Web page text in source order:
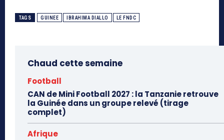
TAGS GUINEE IBRAHIMA DIALLO LE FNDC
Chaud cette semaine
Football
CAN de Mini Football 2027 : la Tanzanie retrouve
la Guinée dans un groupe relevé (tirage
complet)
Afrique